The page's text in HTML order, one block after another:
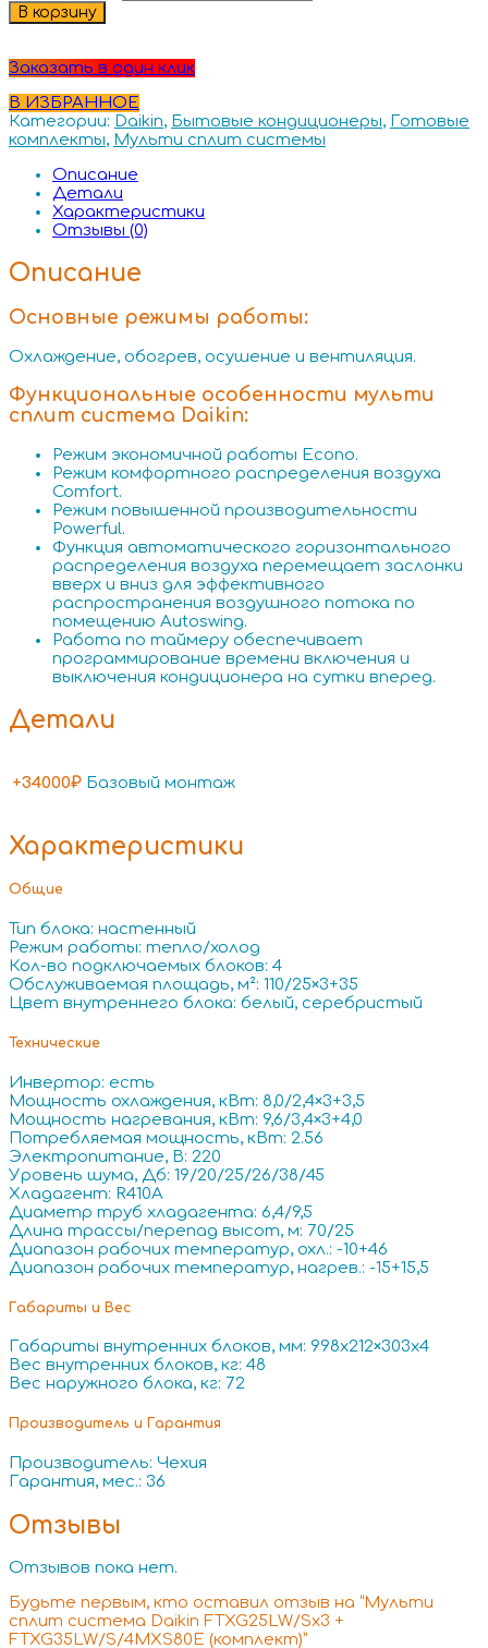
В корзину
Заказать в один клик
В ИЗБРАННОЕ
Категории: Daikin, Бытовые кондиционеры, Готовые
комплекты, Мульти сплит системы
Описание
Детали
Характеристики
Отзывы (0)
Описание
Основные режимы работы:
Охлаждение, обогрев, осушение и вентиляция.
Функциональные особенности мульти
сплит система Daikin:
Режим экономичной работы Econo.
Режим комфортного распределения воздуха
Comfort.
Режим повышенной производительности
Powerful.
Функция автоматического горизонтального
распределения воздуха перемещает заслонки
вверх и вниз для эффективного
распространения воздушного потока по
помещению Autoswing.
Работа по таймеру обеспечивает
программирование времени включения и
выключения кондиционера на сутки вперед.
Детали
+34000₽ Базовый монтаж
Характеристики
Общие
Тип блока: настенный
Режим работы: тепло/холод
Кол-во подключаемых блоков: 4
Обслуживаемая площадь, м²: 110/25×3+35
Цвет внутреннего блока: белый, серебристый
Технические
Инвертор: есть
Мощность охлаждения, кВт: 8,0/2,4×3+3,5
Мощность нагревания, кВт: 9,6/3,4×3+4,0
Потребляемая мощность, кВт: 2.56
Электропитание, В: 220
Уровень шума, Дб: 19/20/25/26/38/45
Хладагент: R410A
Диаметр труб хладагента: 6,4/9,5
Длина трассы/перепад высот, м: 70/25
Диапазон рабочих температур, охл.: -10+46
Диапазон рабочих температур, нагрев.: -15+15,5
Габариты и Вес
Габариты внутренних блоков, мм: 998х212×303х4
Вес внутренних блоков, кг: 48
Вес наружного блока, кг: 72
Производитель и Гарантия
Производитель: Чехия
Гарантия, мес.: 36
Отзывы
Отзывов пока нет.
Будьте первым, кто оставил отзыв на “Мульти
сплит система Daikin FTXG25LW/Sx3 +
FTXG35LW/S/4MXS80E (комплект)”